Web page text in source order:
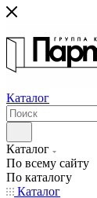
Каталог
Каталог
По всему сайту
По каталогу
Каталог